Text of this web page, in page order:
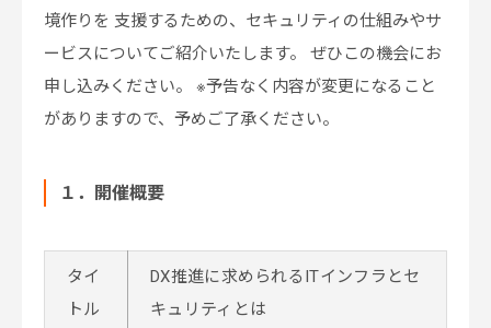
境作りを 支援するための、セキュリティの仕組みやサ
ービスについてご紹介いたします。 ぜひこの機会にお
申し込みください。 ※予告なく内容が変更になること
がありますので、予めご了承ください。
１．開催概要
タイ
トル
DX推進に求められるITインフラとセ
キュリティとは